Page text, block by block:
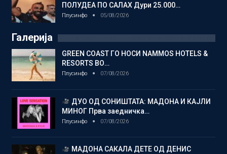
ПОЛУДЕА ПО САЛАХ Дури 25.000…
Плусинфо 05/08/2026
Галерија
GREEN COAST ГО НОСИ NAMMOS HOTELS &
RESORTS ВО…
Плусинфо 07/08/2026
ДУО ОД СОНИШТАТА: МАДОНА И КАЈЛИ
МИНОГ Прва заедничка…
Плусинфо 07/08/2026
МАДОНА САКАЛА ДЕТЕ ОД ДЕНИС